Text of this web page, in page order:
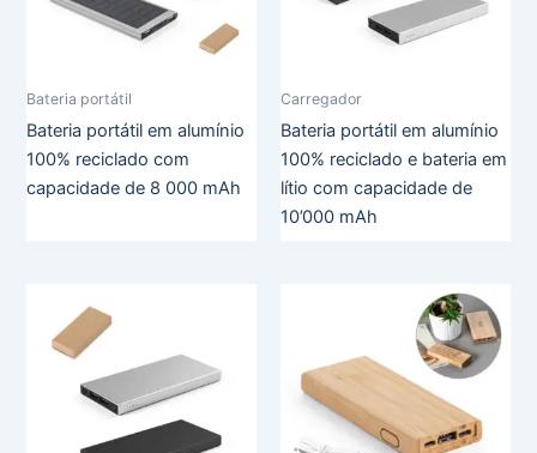
Bateria portátil
Bateria portátil em alumínio
100% reciclado com
capacidade de 8 000 mAh
Carregador
Bateria portátil em alumínio
100% reciclado e bateria em
lítio com capacidade de
10’000 mAh